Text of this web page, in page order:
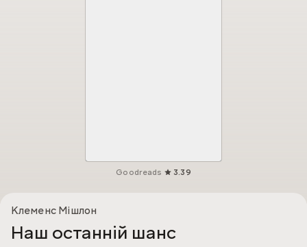
Goodreads 3.39
Клеменс Мішлон
Наш останній шанс